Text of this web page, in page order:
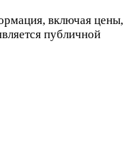
включая цены,
публичной